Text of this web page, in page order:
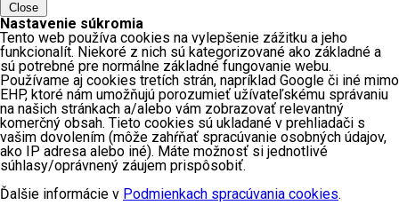
Close
Nastavenie súkromia
Tento web používa cookies na vylepšenie zážitku a jeho
funkcionalít. Niekoré z nich sú kategorizované ako základné a
sú potrebné pre normálne základné fungovanie webu.
Používame aj cookies tretích strán, napríklad Google či iné mimo
EHP, ktoré nám umožňujú porozumieť užívateľskému správaniu
na našich stránkach a/alebo vám zobrazovať relevantný
komerčný obsah. Tieto cookies sú ukladané v prehliadači s
vašim dovolením (môže zahŕňať spracúvanie osobných údajov,
ako IP adresa alebo iné). Máte možnosť si jednotlivé
súhlasy/oprávnený záujem prispôsobiť.
Ďalšie informácie v Podmienkach spracúvania cookies.